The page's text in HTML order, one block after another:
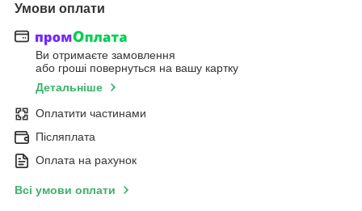
Умови оплати
Ви отримаєте замовлення
або гроші повернуться на вашу картку
Детальніше
Оплатити частинами
Післяплата
Оплата на рахунок
Всі умови оплати